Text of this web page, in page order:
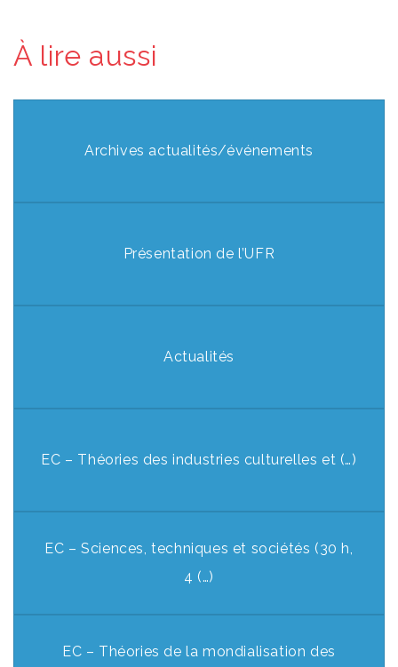
À lire aussi
Archives actualités/événements
Présentation de l’UFR
Actualités
EC – Théories des industries culturelles et (…)
EC – Sciences, techniques et sociétés (30 h,
4 (…)
EC – Théories de la mondialisation des